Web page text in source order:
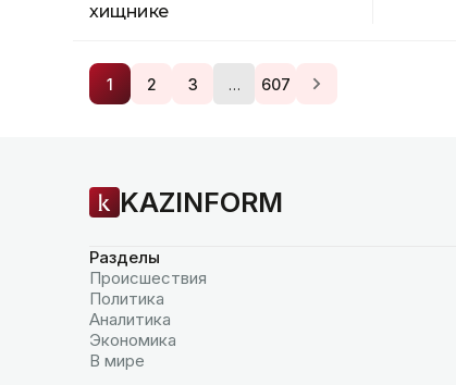
хищнике
1 2 3 … 607
KAZINFORM
Разделы
Происшествия
Политика
Аналитика
Экономика
В мире